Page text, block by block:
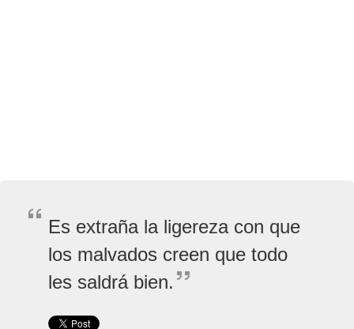
Es extraña la ligereza con que
los malvados creen que todo
les saldrá bien.